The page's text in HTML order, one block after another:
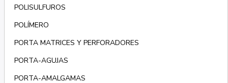
POLISULFUROS
POLÍMERO
PORTA MATRICES Y PERFORADORES
PORTA-AGUJAS
PORTA-AMALGAMAS